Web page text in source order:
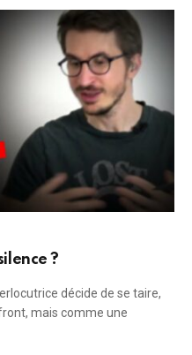
?
décide de se taire,
mais comme une